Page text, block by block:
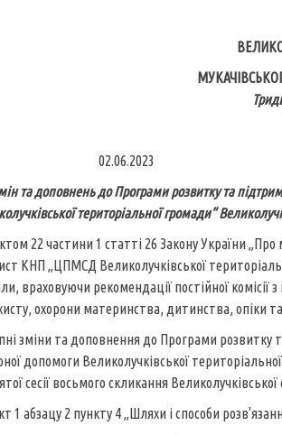
02.06.2023
та доповнень до Програми розвитку та
територіальної громади”
22 частини 1 статті 26 Закону України
КНП „ЦПМСД Великолучківської
враховуючи рекомендації постійної
охорони материнства, дитинства, опіки
зміни та доповнення до Програми
допомоги Великолучківської
сесії восьмого скликання
абзацу 2 пункту 4 „Шляхи і способи